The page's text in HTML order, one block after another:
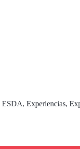
ESDA, Experiencias,